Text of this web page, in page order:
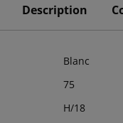
Description
Blanc
75
H/18